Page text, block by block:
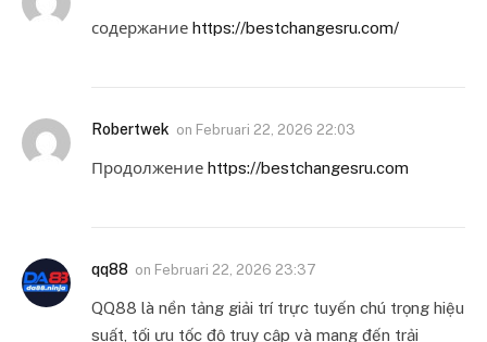
содержание https://bestchangesru.com/
Robertwek on Februari 22, 2026 22:03
Продолжение https://bestchangesru.com
qq88 on Februari 22, 2026 23:37
QQ88 là nền tảng giải trí trực tuyến chú trọng hiệu
suất, tối ưu tốc độ truy cập và mang đến trải